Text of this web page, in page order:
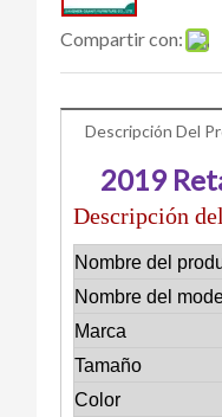
Compartir con:
Descripción Del
2019
Descripción
Nombre del
Nombre del
Marca
Tamaño
Color